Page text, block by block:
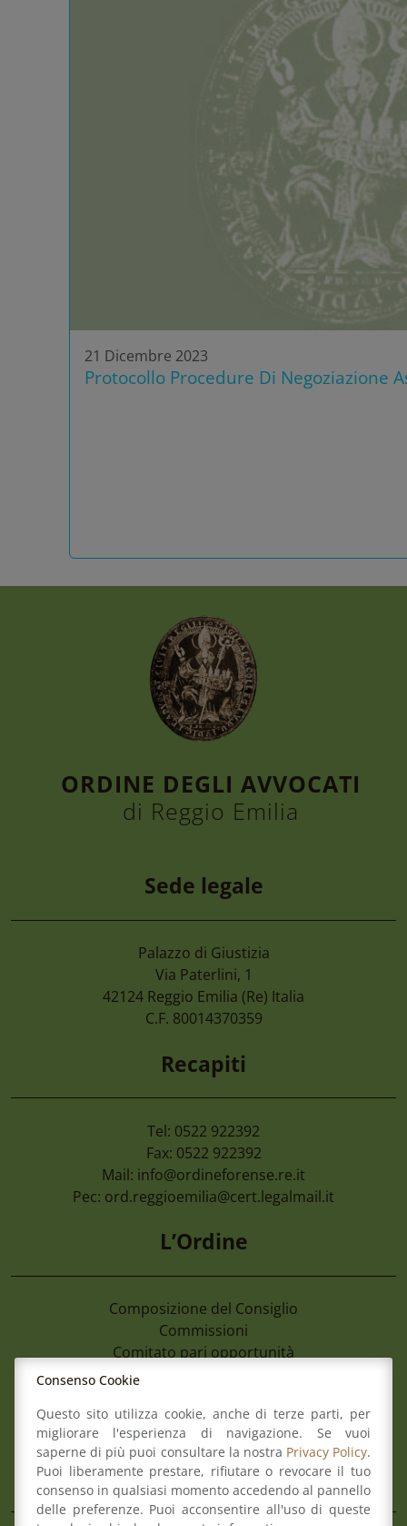
21 Dicembre 2023
Protocollo Procedure Di Negoziazione
7 Agosto 2026
Camera Di Commercio Emilia –
Di Imprese Non Più Operative
ORDINE DEGLI AVVOCATI
di Reggio Emilia
Sede legale
Palazzo di Giustizia
Via Paterlini, 1
42124 Reggio Emilia (Re) Italia
C.F. 80014370359
Recapiti
Tel: 0522 922392
Fax: 0522 922392
Mail: info@ordineforense.re.it
Pec: ord.reggioemilia@cert.legalmail.it
L’Ordine
Composizione del Consiglio
Commissioni
Comitato pari opportunità
Verbali del Consiglio
Aree
Consenso Cookie
Questo sito utilizza cookie, anche di terze parti, per
migliorare l'esperienza di navigazione. Se vuoi
saperne di più puoi consultare la nostra Privacy Policy.
Puoi liberamente prestare, rifiutare o revocare il tuo
consenso in qualsiasi momento accedendo al pannello
delle preferenze. Puoi acconsentire all'uso di queste